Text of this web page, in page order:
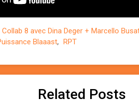
Collab 8 avec Dina Deger + Marcello
Blaaast, RPT
Related Posts